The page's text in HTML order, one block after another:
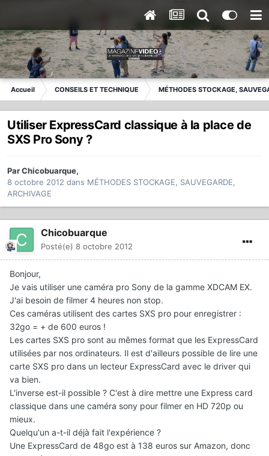
Accueil CONSEILS ET TECHNIQUE MÉTHODES STOCKAGE,
Utiliser ExpressCard classique à la place de
SXS Pro Sony ?
ParChicobuarque,
8 octobre 2012 dans MÉTHODES STOCKAGE, SAUVEGARDE,
ARCHIVAGE
Chicobuarque
Posté(e) 8 octobre 2012
Bonjour,
Je vais utiliser une caméra pro Sony de la gamme XDCAM EX.
J'ai besoin de filmer 4 heures non stop.
Ces caméras utilisent des cartes SXS pro pour enregistrer :
32go = + de 600 euros !
Les cartes SXS pro sont au mêmes format que les ExpressCard
utilisées par nos ordinateurs. Il est d'ailleurs possible de lire une
carte SXS pro dans un lecteur ExpressCard avec le driver qui
va bien.
L'inverse est-il possible ? C'est à dire mettre une Express card
classique dans une caméra sony pour filmer en HD 720p ou
mieux.
Quelqu'un a-t-il déjà fait l'expérience ?
Une ExpressCard de 48go est à 138 euros sur Amazon, donc